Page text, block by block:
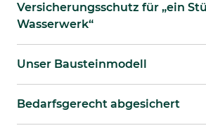
Versicherungsschutz für „ein
Wasserwerk“
Unser Bausteinmodell
Bedarfsgerecht abgesichert